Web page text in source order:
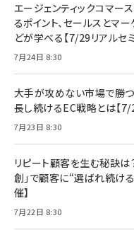
エージェンティックコマー
るポイント、セールスとマ
どが学べる【7/29リアルセ
7月24日 8:30
大手が攻めない市場で勝
長し続けるEC戦略とは【7/
7月23日 8:30
リピート顧客を生む秘訣は
創」で顧客に“選ばれ続け
催】
7月22日 8:30